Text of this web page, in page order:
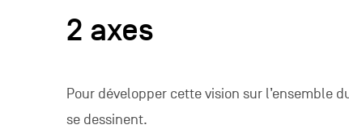
2 axes
Pour développer cette vision sur l’ensemble
se dessinent.